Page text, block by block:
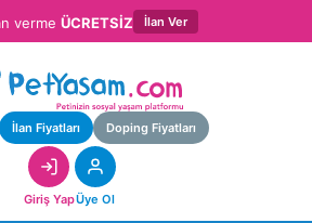
verme ÜCRETSİZ İlan Ver
İlan Fiyatları Doping Fiyatları
Giriş YapÜye Ol